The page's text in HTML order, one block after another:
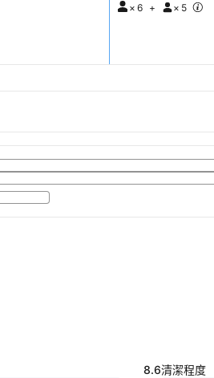
× 6 + × 5
8.6清潔程度